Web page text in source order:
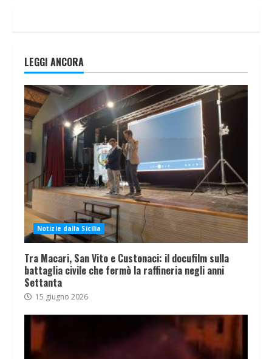
LEGGI ANCORA
Notizie dalla Sicilia
Tra Macari, San Vito e Custonaci: il docufilm sulla
battaglia civile che fermò la raffineria negli anni
Settanta
15 giugno 2026